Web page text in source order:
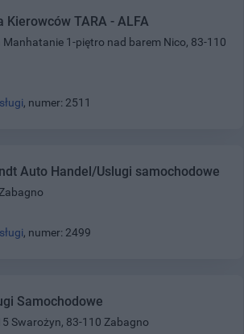
Kierowców TARA - ALFA
1-piętro nad barem Nico, 83-110
, numer: 2511
Auto Handel/Uslugi samochodowe
, numer: 2499
Samochodowe
Swarożyn, 83-110 Zabagno